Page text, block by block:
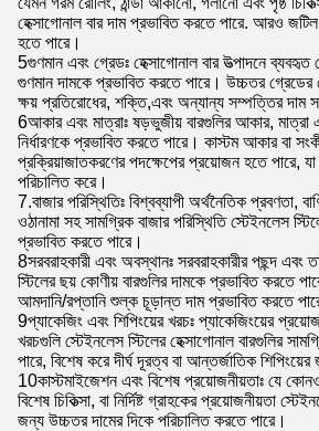
হেক্সাগোনাল বার দাম প্রভাবিত করতে পারে. আরও
হতে পারে।
5গুণমান এবং গ্রেডঃ হেক্সাগোনাল বার উত্পাদনে
গুণমান দামকে প্রভাবিত করতে পারে। উচ্চতর গ্রেডের
ক্ষয় প্রতিরোধের, শক্তি,এবং অন্যান্য সম্পত্তির দাম
6আকার এবং মাত্রাঃ ষড়ভুজীয় বারগুলির আকার, মাত্রা
নির্ধারণকে প্রভাবিত করতে পারে। কাস্টম আকার বা
প্রক্রিয়াজাতকরণের পদক্ষেপের প্রয়োজন হতে পারে,
পরিচালিত করে।
7.বাজার পরিস্থিতিঃ বিশ্বব্যাপী অর্থনৈতিক প্রবণতা,
ওঠানামা সহ সামগ্রিক বাজার পরিস্থিতি স্টেইনলেস
প্রভাবিত করতে পারে।
8সরবরাহকারী এবং অবস্থানঃ সরবরাহকারীর পছন্দ
স্টিলের ছয় কোণীয় বারগুলির দামকে প্রভাবিত করতে
আমদানি/রপ্তানি শুল্ক চূড়ান্ত দাম প্রভাবিত করতে
9প্যাকেজিং এবং শিপিংয়ের খরচঃ প্যাকেজিংয়ের
খরচগুলি স্টেইনলেস স্টিলের হেক্সাগোনাল বারগুলির
পারে, বিশেষ করে দীর্ঘ দূরত্ব বা আন্তর্জাতিক
10কাস্টমাইজেশন এবং বিশেষ প্রয়োজনীয়তাঃ যে
বিশেষ চিকিত্সা, বা নির্দিষ্ট গ্রাহকের প্রয়োজনীয়তা
জন্য উচ্চতর দামের দিকে পরিচালিত করতে পারে।